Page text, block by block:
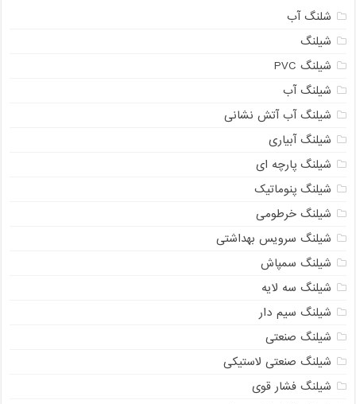
شلنگ آب
شیلنگ
شیلنگ PVC
شیلنگ آب
شیلنگ آب آتش نشانی
شیلنگ آبیاری
شیلنگ پارچه ای
شیلنگ پنوماتیک
شیلنگ خرطومی
شیلنگ سرویس بهداشتی
شیلنگ سمپاش
شیلنگ سه لایه
شیلنگ سیم دار
شیلنگ صنعتی
شیلنگ صنعتی لاستیکی
شیلنگ فشار قوی